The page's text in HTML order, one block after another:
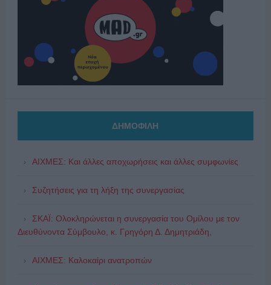
ΔΗΜΟΦΙΛΗ
ΑΙΧΜΕΣ: Και άλλες αποχωρήσεις και άλλες συμφωνίες
Συζητήσεις για τη λήξη της συνεργασίας
ΣΚΑΪ: Ολοκληρώνεται η συνεργασία του Ομίλου με τον
Διευθύνοντα Σύμβουλο, κ. Γρηγόρη Δ. Δημητριάδη,
ΑΙΧΜΕΣ: Καλοκαίρι ανατροπών